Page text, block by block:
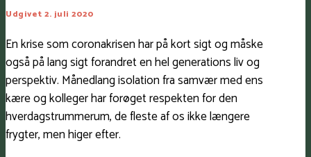
Udgivet 2. juli 2020
En krise som coronakrisen har på kort sigt og måske
også på lang sigt forandret en hel generations liv og
perspektiv. Månedlang isolation fra samvær med ens
kære og kolleger har forøget respekten for den
hverdagstrummerum, de fleste af os ikke længere
frygter, men higer efter.